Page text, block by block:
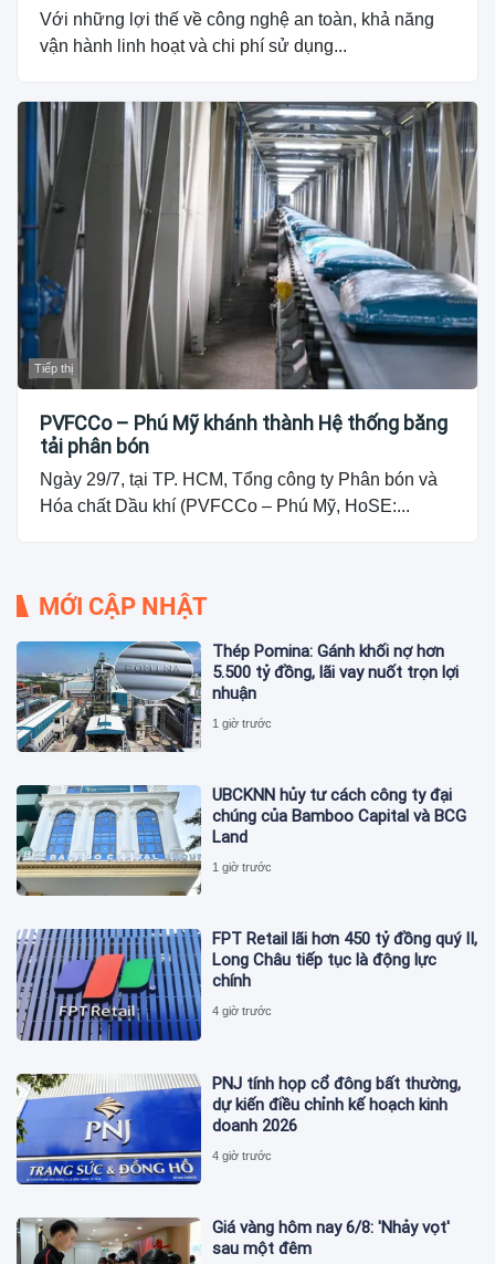
Với những lợi thế về công nghệ an toàn, khả năng
vận hành linh hoạt và chi phí sử dụng...
Tiếp thị
PVFCCo – Phú Mỹ khánh thành Hệ thống băng
tải phân bón
Ngày 29/7, tại TP. HCM, Tổng công ty Phân bón và
Hóa chất Dầu khí (PVFCCo – Phú Mỹ, HoSE:...
MỚI CẬP NHẬT
Thép Pomina: Gánh khối nợ hơn
5.500 tỷ đồng, lãi vay nuốt trọn lợi
nhuận
1 giờ trước
UBCKNN hủy tư cách công ty đại
chúng của Bamboo Capital và BCG
Land
1 giờ trước
FPT Retail lãi hơn 450 tỷ đồng quý II,
Long Châu tiếp tục là động lực
chính
4 giờ trước
PNJ tính họp cổ đông bất thường,
dự kiến điều chỉnh kế hoạch kinh
doanh 2026
4 giờ trước
Giá vàng hôm nay 6/8: 'Nhảy vọt'
sau một đêm